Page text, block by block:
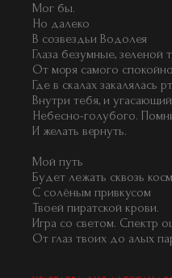
Мог бы.
Но далеко
В созвездьи Водолея
Глаза безумные, зеленой
От моря самого
Где в скалах закалялась
Внутри тебя, и
Небесно-голубого.
И желать вернуть.
Мой путь
Будет лежать сквозь
С солёным привкусом
Твоей пиратской крови.
Игра со светом. Спектр
От глаз твоих до алых